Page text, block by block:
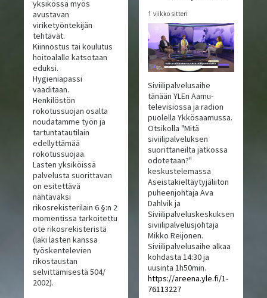
yksikössä myös
avustavan
viriketyöntekijän
tehtävät.
Kiinnostus tai koulutus
hoitoalalle katsotaan
eduksi.
Hygieniapassi
vaaditaan.
Henkilöstön
rokotussuojan osalta
noudatamme työn ja
tartuntatautilain
edellyttämää
rokotussuojaa.
Lasten yksiköissä
palvelusta suorittavan
on esitettävä
nähtäväksi
rikosrekisterilain 6 §:n 2
momentissa tarkoitettu
ote rikosrekisteristä
(laki lasten kanssa
työskentelevien
rikostaustan
selvittämisestä 504/
2002).
1 viikko sitten
Siviilipalvelusaihe
tänään YLEn Aamu-
televisiossa ja radion
puolella Ykkösaamussa.
Otsikolla "Mitä
siviilipalveluksen
suorittaneilta jatkossa
odotetaan?"
keskustelemassa
Aseistakieltäytyjäliiton
puheenjohtaja Ava
Dahlvik ja
Siviilipalveluskeskuksen
siviilipalvelusjohtaja
Mikko Reijonen.
Siviilipalvelusaihe alkaa
kohdasta 14:30 ja
uusinta 1h50min.
https://areena.yle.fi/1-
76113227